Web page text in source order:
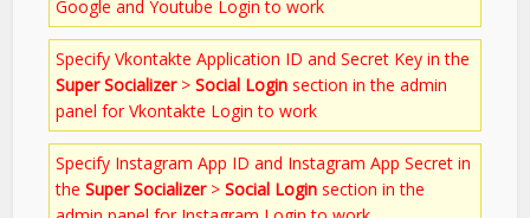
Google and Youtube Login to work
Specify Vkontakte Application ID and Secret Key in the
Super Socializer>Social Login section in the admin
panel for Vkontakte Login to work
Specify Instagram App ID and Instagram App Secret in
theSuper Socializer>Social Login section in the